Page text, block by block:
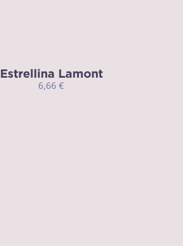
Estrellina Lamont
6,66 €